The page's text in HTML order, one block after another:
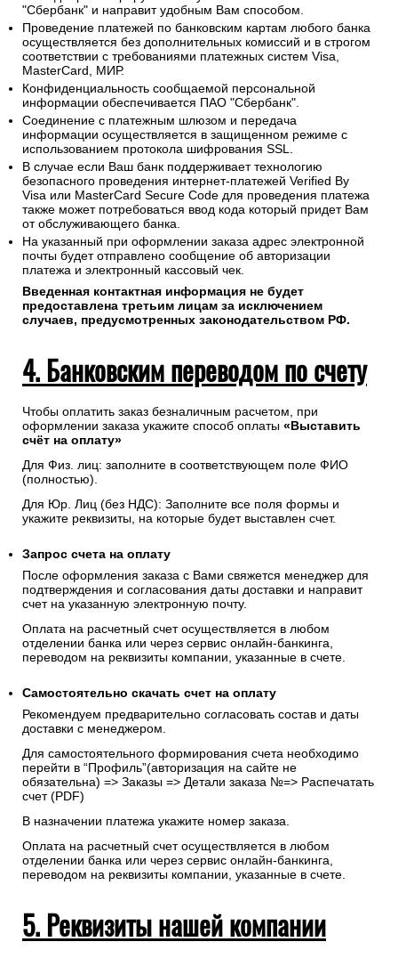
"Сбербанк" и направит удобным Вам способом.
Проведение платежей по банковским картам любого банка
осуществляется без дополнительных комиссий и в строгом
соответствии с требованиями платежных систем Visa,
MasterCard, МИР.
Конфиденциальность сообщаемой персональной
информации обеспечивается ПАО "Сбербанк".
Соединение с платежным шлюзом и передача
информации осуществляется в защищенном режиме с
использованием протокола шифрования SSL.
В случае если Ваш банк поддерживает технологию
безопасного проведения интернет-платежей Verified By
Visa или MasterCard Secure Code для проведения платежа
также может потребоваться ввод кода который придет Вам
от обслуживающего банка.
На указанный при оформлении заказа адрес электронной
почты будет отправлено сообщение об авторизации
платежа и электронный кассовый чек.
Введенная контактная информация не будет
предоставлена третьим лицам за исключением
случаев, предусмотренных законодательством РФ.
4. Банковским переводом по счету
Чтобы оплатить заказ безналичным расчетом, при
оформлении заказа укажите способ оплаты «Выставить
счёт на оплату»
Для Физ. лиц: заполните в соответствующем поле ФИО
(полностью).
Для Юр. Лиц (без НДС): Заполните все поля формы и
укажите реквизиты, на которые будет выставлен счет.
Запрос счета на оплату
После оформления заказа с Вами свяжется менеджер для
подтверждения и согласования даты доставки и направит
счет на указанную электронную почту.
Оплата на расчетный счет осуществляется в любом
отделении банка или через сервис онлайн-банкинга,
переводом на реквизиты компании, указанные в счете.
Самостоятельно скачать счет на оплату
Рекомендуем предварительно согласовать состав и даты
доставки с менеджером.
Для самостоятельного формирования счета необходимо
перейти в “Профиль”(авторизация на сайте не
обязательна) => Заказы => Детали заказа №=> Распечатать
счет (PDF)
В назначении платежа укажите номер заказа.
Оплата на расчетный счет осуществляется в любом
отделении банка или через сервис онлайн-банкинга,
переводом на реквизиты компании, указанные в счете.
5. Реквизиты нашей компании